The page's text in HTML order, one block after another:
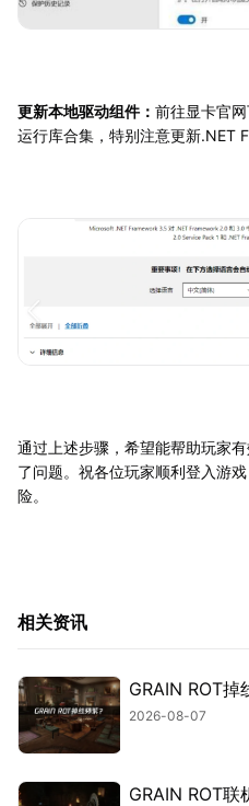
更新本地驱动组件： 前往显卡官
运行库合集，特别注意更新.NET
通过上述步骤，希望能帮助玩家
了问题。祝各位玩家顺利登入游
险。
相关资讯
GRAIN ROT掉
2026-08-07
GRAIN ROT